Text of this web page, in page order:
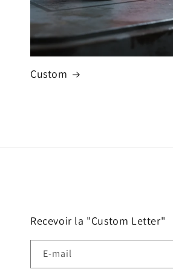
Custom
Recevoir la "Custom Letter"
E-mail